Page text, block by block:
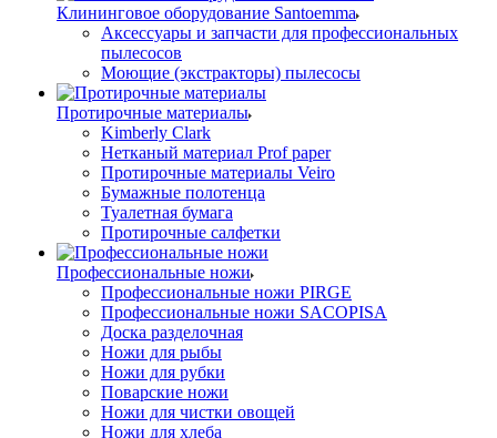
Клининговое оборудование Santoemma
Аксессуары и запчасти для профессиональных
пылесосов
Моющие (экстракторы) пылесосы
Протирочные материалы
Kimberly Clark
Нетканый материал Prof paper
Протирочные материалы Veiro
Бумажные полотенца
Туалетная бумага
Протирочные салфетки
Профессиональные ножи
Профессиональные ножи PIRGE
Профессиональные ножи SACOPISA
Доска разделочная
Ножи для рыбы
Ножи для рубки
Поварские ножи
Ножи для чистки овощей
Ножи для хлеба